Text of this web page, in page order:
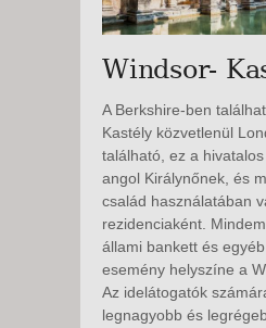
Windsor-
A Berkshire-ben
Kastély közvetlenül
található, ez a
angol Királynőnek, és
család használatában
rezidenciaként.
állami bankett és
esemény helyszíne a
Az idelátogatók
legnagyobb és